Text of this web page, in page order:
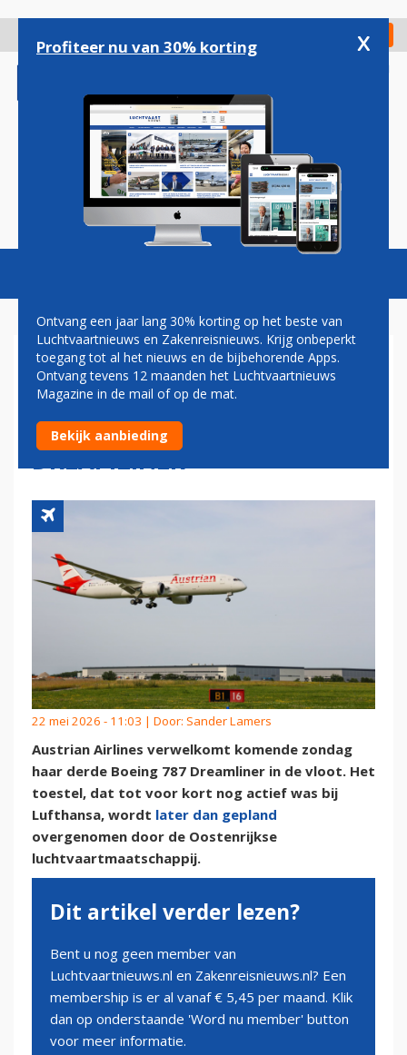
gaan
Check in
Magazine Podcasts Vacatures
AUSTRIAN AIRLINES
ONTVANGT (EINDELIJK)
DERDE BOEING 787
DREAMLINER
22 mei 2026 - 11:03 | Door: Sander Lamers
Austrian Airlines verwelkomt komende zondag
haar derde Boeing 787 Dreamliner in de vloot. Het
toestel, dat tot voor kort nog actief was bij
Lufthansa, wordt later dan gepland
overgenomen door de Oostenrijkse
luchtvaartmaatschappij.
Dit artikel verder lezen?
Bent u nog geen member van
Luchtvaartnieuws.nl en Zakenreisnieuws.nl? Een
membership is er al vanaf € 5,45 per maand. Klik
dan op onderstaande 'Word nu member' button
voor meer informatie.
Profiteer nu van 30% korting x
Ontvang een jaar lang 30% korting op het beste van
Luchtvaartnieuws en Zakenreisnieuws. Krijg onbeperkt
toegang tot al het nieuws en de bijbehorende Apps.
Ontvang tevens 12 maanden het Luchtvaartnieuws
Magazine in de mail of op de mat.
Bekijk aanbieding